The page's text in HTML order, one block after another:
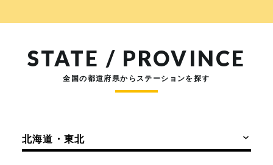
STATE / PROVINCE
全国の都道府県からステーションを探す
北海道・東北